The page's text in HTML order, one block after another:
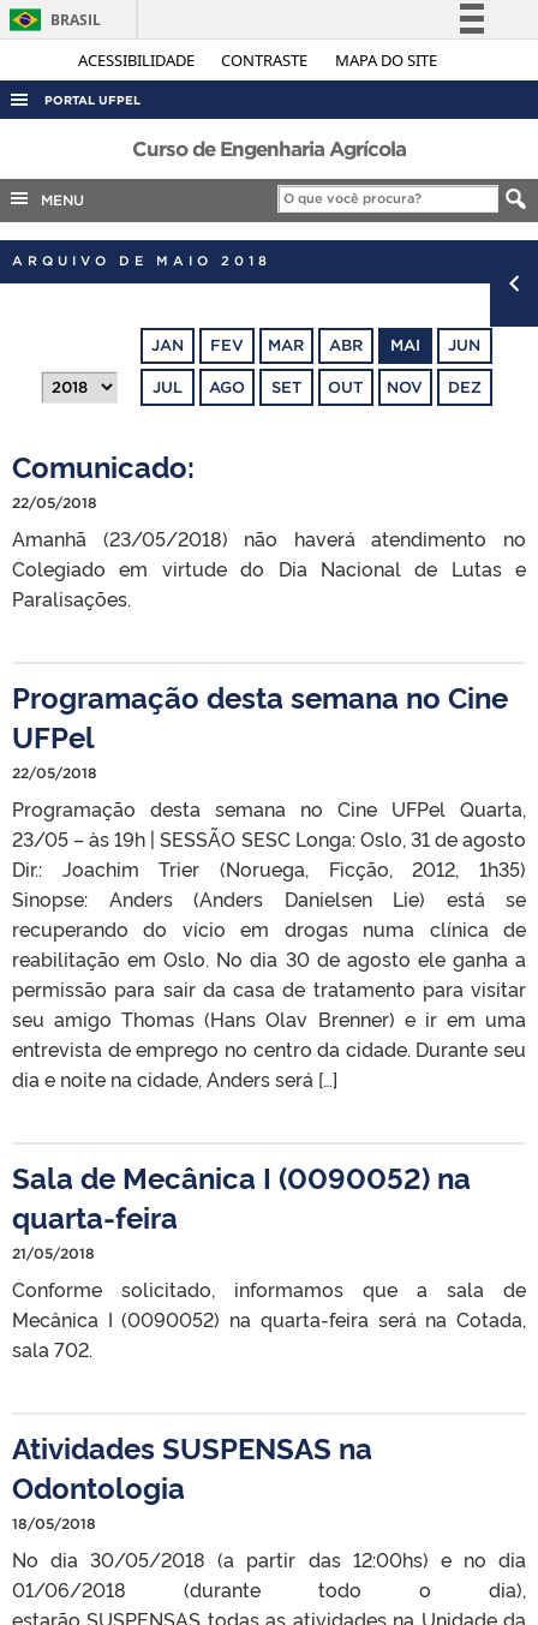
ACESSIBILIDADE CONTRASTE MAPA DO SITE
BRASIL
Simplifique!
Acesso à informação
Legislação
Canais
PORTAL UFPEL
ACESSO À INFORMAÇÃO
AUDITORIA
COBALTO
CONCURSOS
OUVIDORIA
TELEFONES
Curso de Engenharia Agrícola
MENU
ARQUIVO DE MAIO 2018
JAN FEV MAR ABR MAI JUN
JUL AGO SET OUT NOV DEZ
Comunicado:
22/05/2018
Amanhã (23/05/2018) não haverá atendimento no
Colegiado em virtude do Dia Nacional de Lutas e
Paralisações.
Programação desta semana no Cine
UFPel
22/05/2018
Programação desta semana no Cine UFPel Quarta,
23/05 – às 19h | SESSÃO SESC Longa: Oslo, 31 de agosto
Dir.: Joachim Trier (Noruega, Ficção, 2012, 1h35)
Sinopse: Anders (Anders Danielsen Lie) está se
recuperando do vício em drogas numa clínica de
reabilitação em Oslo. No dia 30 de agosto ele ganha a
permissão para sair da casa de tratamento para visitar
seu amigo Thomas (Hans Olav Brenner) e ir em uma
entrevista de emprego no centro da cidade. Durante seu
dia e noite na cidade, Anders será […]
Sala de Mecânica I (0090052) na
quarta-feira
21/05/2018
Conforme solicitado, informamos que a sala de
Mecânica I (0090052) na quarta-feira será na Cotada,
sala 702.
Atividades SUSPENSAS na
Odontologia
18/05/2018
No dia 30/05/2018 (a partir das 12:00hs) e no dia
01/06/2018 (durante todo o dia),
estarão SUSPENSAS todas as atividades na Unidade da